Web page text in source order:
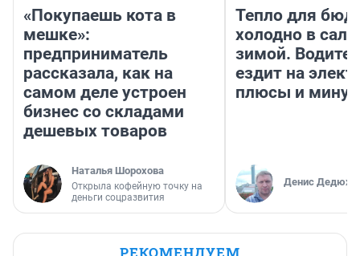
«Покупаешь кота в
мешке»:
предприниматель
рассказала, как на
самом деле устроен
бизнес со складами
дешевых товаров
Наталья Шорохова
Открыла кофейную точку на
деньги соцразвития
Тепло для
холодно в
зимой.
ездит на
плюсы и
Денис